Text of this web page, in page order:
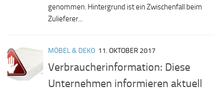
genommen. Hintergrund ist ein Zwischenfall beim
Zulieferer...
MÖBEL & DEKO 11. OKTOBER 2017
Verbraucherinformation: Diese
Unternehmen informieren aktuell